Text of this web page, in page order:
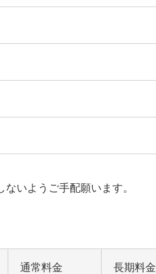
いようご手配願います。
通常料金 長期料金